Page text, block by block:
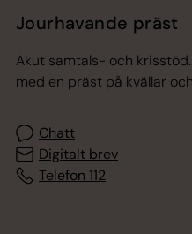
Jourhavande präst
Akut samtals- och
med en präst på kvällar
Chatt
Digitalt brev
Telefon 112